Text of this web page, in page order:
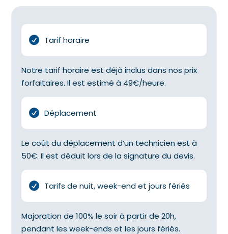
Tarif horaire
Notre tarif horaire est déjà inclus dans nos prix
forfaitaires. Il est estimé à 49€/heure.
Déplacement
Le coût du déplacement d’un technicien est à
50€. Il est déduit lors de la signature du devis.
Tarifs de nuit, week-end et jours fériés
Majoration de 100% le soir à partir de 20h,
pendant les week-ends et les jours fériés.